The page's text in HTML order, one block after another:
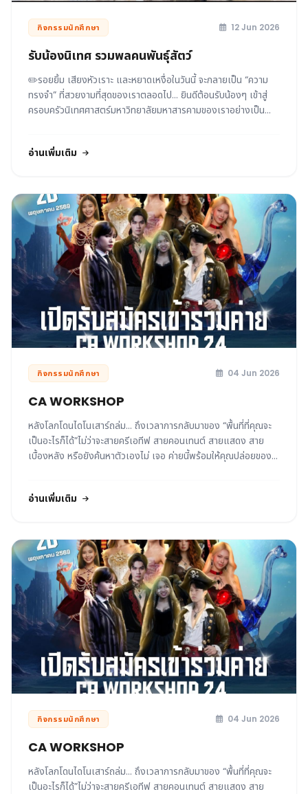
กิจกรรมนักศึกษา 12 Jun 2026
รับน้องนิเทศ รวมพลคนพันธุ์สัตว์
✏️รอยยิ้ม เสียงหัวเราะ และหยาดเหงื่อในวันนี้ จะกลายเป็น “ความ
ทรงจำ” ที่สวยงามที่สุดของเราตลอดไป... ยินดีต้อนรับน้องๆ เข้าสู่
ครอบครัวนิเทศศาสตร์มหาวิทยาลัยมหาสารคามของเราอย่างเป็น
อ่านเพิ่มเติม
กิจกรรมนักศึกษา 04 Jun 2026
CA WORKSHOP
หลังโลกโดนไดโนเสาร์ถล่ม... ถึงเวลาการกลับมาของ “พื้นที่ที่คุณจะ
เป็นอะไรก็ได้”ไม่ว่าจะสายครีเอทีฟ สายคอนเทนต์ สายแสดง สาย
เบื้องหลัง หรือยังค้นหาตัวเองไม่ เจอ ค่ายนี้พร้อมให้คุณปล่อยของ
กัน
อ่านเพิ่มเติม
กิจกรรมนักศึกษา 04 Jun 2026
CA WORKSHOP
หลังโลกโดนไดโนเสาร์ถล่ม... ถึงเวลาการกลับมาของ “พื้นที่ที่คุณจะ
เป็นอะไรก็ได้”ไม่ว่าจะสายครีเอทีฟ สายคอนเทนต์ สายแสดง สาย